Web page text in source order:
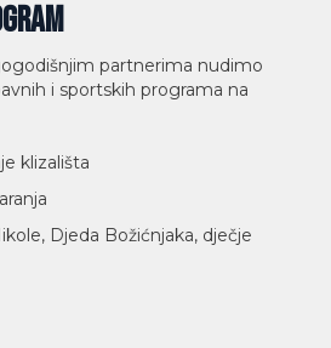
partnerima nudimo
i sportskih programa na
klizališta
Djeda Božićnjaka, dječje